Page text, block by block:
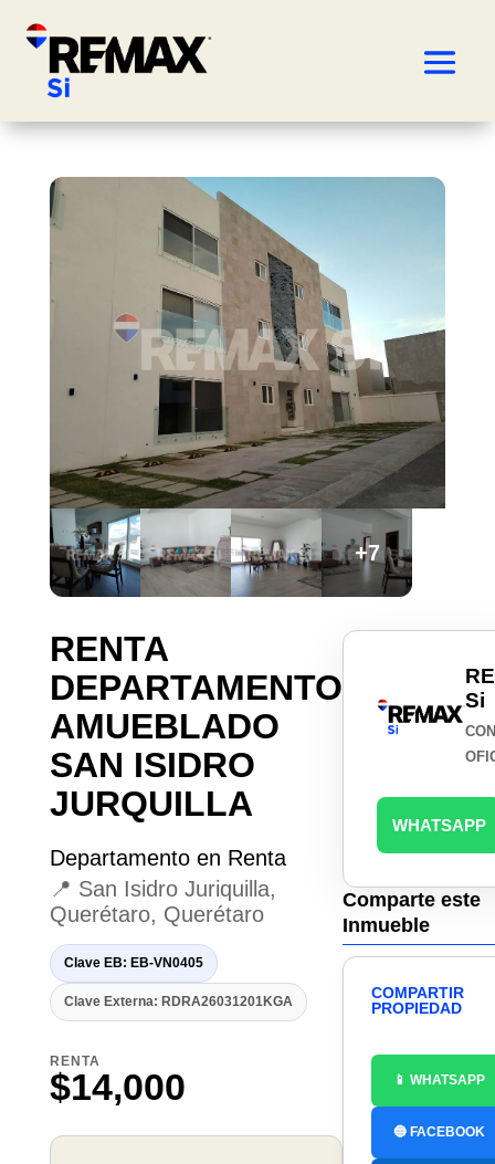
+7
RENTA
DEPARTAMENTO
AMUEBLADO
SAN ISIDRO
JURQUILLA
Departamento en Renta
📍 San Isidro Juriquilla,
Querétaro, Querétaro
Clave EB: EB-VN0405
Clave Externa: RDRA26031201KGA
RENTA
$14,000
Si
WHATSAPP
Comparte este
Inmueble
COMPARTIR
PROPIEDAD
📱 WHATSAPP
🔵 FACEBOOK